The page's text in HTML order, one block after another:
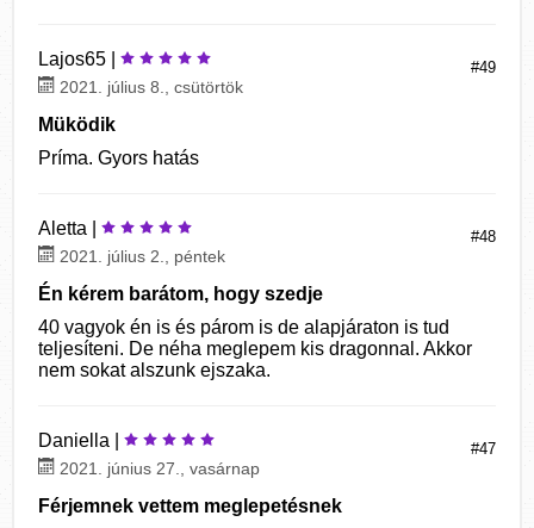
#49
Lajos65 |
2021. július 8., csütörtök
Müködik
Príma. Gyors hatás
#48
Aletta |
2021. július 2., péntek
Én kérem barátom, hogy szedje
40 vagyok én is és párom is de alapjáraton is tud
teljesíteni. De néha meglepem kis dragonnal. Akkor
nem sokat alszunk ejszaka.
#47
Daniella |
2021. június 27., vasárnap
Férjemnek vettem meglepetésnek